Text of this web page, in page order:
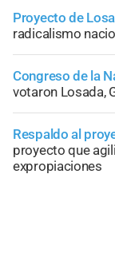
Proyecto de
radicalismo
Congreso de la
votaron Losada,
Respaldo al
proyecto que
expropiaciones